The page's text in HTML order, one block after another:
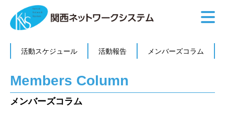
活動スケジュール 活動報告 メンバーズコラム
Members Column
メンバーズコラム